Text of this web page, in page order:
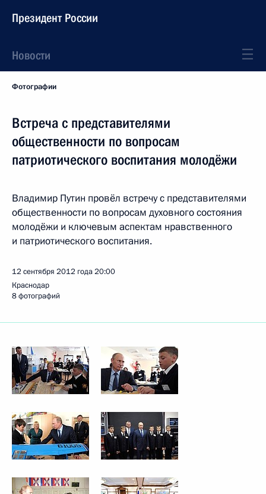
Президент России
Новости
Фотографии
Встреча с представителями
общественности по вопросам
патриотического воспитания молодёжи
Владимир Путин провёл встречу с представителями
общественности по вопросам духовного состояния
молодёжи и ключевым аспектам нравственного
и патриотического воспитания.
12 сентября 2012 года20:00
Краснодар
8 фотографий